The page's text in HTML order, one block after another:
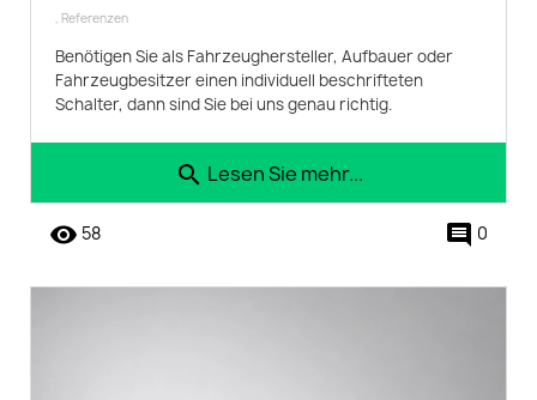
, Referenzen
Benötigen Sie als Fahrzeughersteller, Aufbauer oder
Fahrzeugbesitzer einen individuell beschrifteten
Schalter, dann sind Sie bei uns genau richtig.
search Lesen Sie mehr...
remove_red_eye 58 comment 0